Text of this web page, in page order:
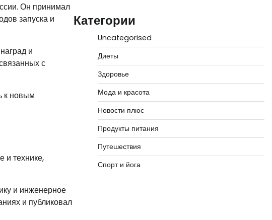
Он принимал
запуска и
и
с
к новым
и технике,
и инженерное
и публиковал
Категории
Uncategorised
Диеты
Здоровье
Мода и красота
Новости плюс
Продукты питания
Путешествия
Спорт и йога